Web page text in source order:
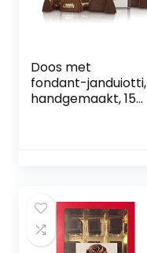
Doos met
fondant-janduiotti,
handgemaakt, 150